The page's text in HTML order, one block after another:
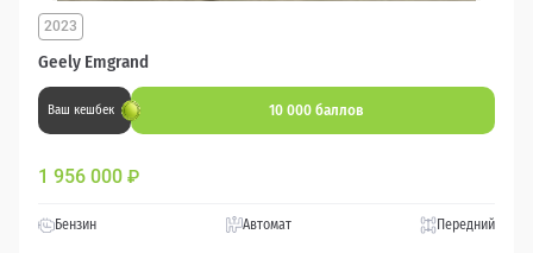
Geely Emgrand
2023
Ваш кешбек 10 000 баллов
1 956 000 ₽
Бензин Автомат Передний